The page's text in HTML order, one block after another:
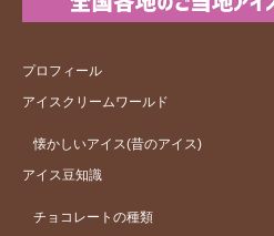
プロフィール
アイスクリームワールド
懐かしいアイス(昔のアイス)
アイス豆知識
チョコレートの種類